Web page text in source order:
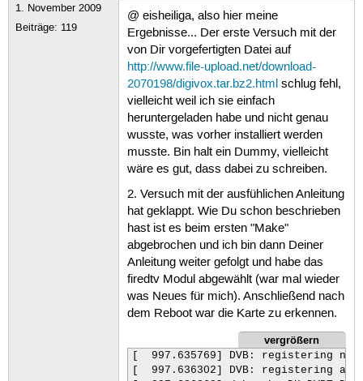
1. November 2009
Beiträge: 119
@ eisheiliga, also hier meine
Ergebnisse... Der erste Versuch mit der
von Dir vorgefertigten Datei auf
http://www.file-upload.net/download-
2070198/digivox.tar.bz2.htmlschlug fehl,
vielleicht weil ich sie einfach
heruntergeladen habe und nicht genau
wusste, was vorher installiert werden
musste. Bin halt ein Dummy, vielleicht
wäre es gut, dass dabei zu schreiben.
2. Versuch mit der ausfühlichen Anleitung
hat geklappt. Wie Du schon beschrieben
hast ist es beim ersten "Make"
abgebrochen und ich bin dann Deiner
Anleitung weiter gefolgt und habe das
firedtv Modul abgewählt (war mal wieder
was Neues für mich). Anschließend nach
dem Reboot war die Karte zu erkennen.
vergrößern
[  997.635769] DVB: registering new
[  997.636302] DVB: registering